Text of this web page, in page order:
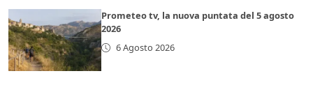
Prometeo tv, la nuova puntata del 5 agosto
2026
6 Agosto 2026